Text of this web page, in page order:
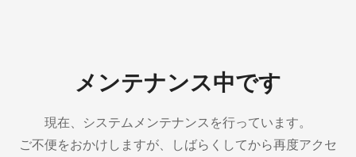
メンテナンス中です
現在、システムメンテナンスを行っています。
ご不便をおかけしますが、しばらくしてから再度アクセ